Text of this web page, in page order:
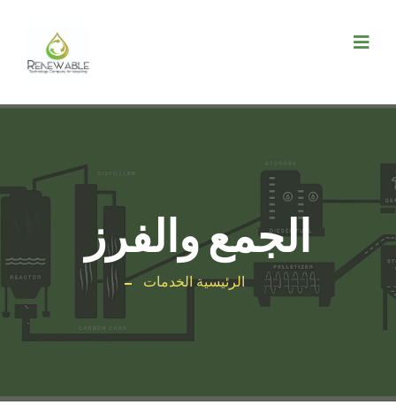
الجمع والفرز
الرئيسيةالخدمات